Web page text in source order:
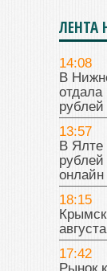
ЛЕНТА
14:08
В
рублей
13:57
В Ялте
рублей
онлайн
18:15
августа
17:42